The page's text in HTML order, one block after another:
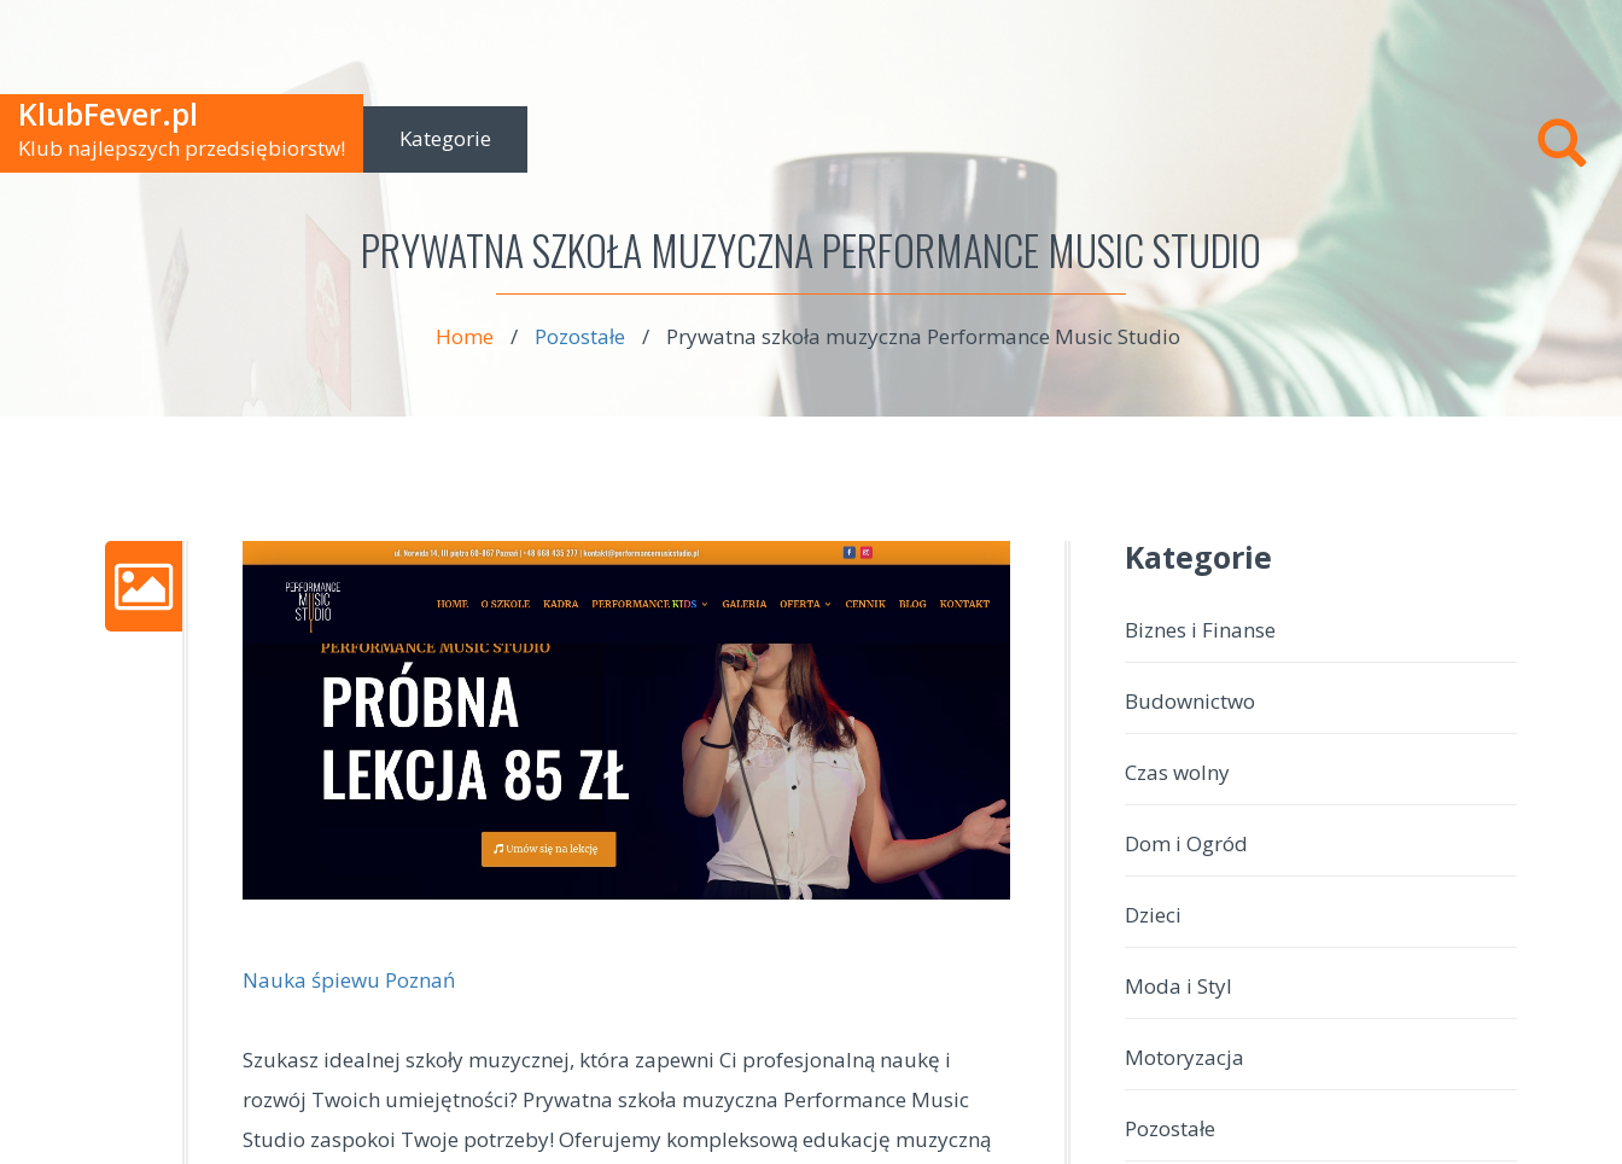
KlubFever.pl
Klub najlepszych przedsiębiorstw! Kategorie
PRYWATNA SZKOŁA MUZYCZNA PERFORMANCE MUSIC STUDIO
Home / Pozostałe / Prywatna szkoła muzyczna Performance Music Studio
Nauka śpiewu Poznań
Szukasz idealnej szkoły muzycznej, która zapewni Ci profesjonalną naukę i
rozwój Twoich umiejętności? Prywatna szkoła muzyczna Performance Music
Studio zaspokoi Twoje potrzeby! Oferujemy kompleksową edukację muzyczną
Kategorie
Biznes i Finanse
Budownictwo
Czas wolny
Dom i Ogród
Dzieci
Moda i Styl
Motoryzacja
Pozostałe